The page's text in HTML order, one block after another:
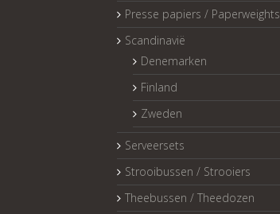
Presse papiers / Paperweights
Scandinavië
Denemarken
Finland
Zweden
Serveersets
Strooibussen / Strooiers
Theebussen / Theedozen